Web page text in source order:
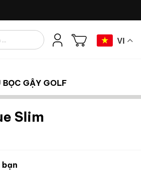
VI
BỌC GẬY GOLF
Slim
bạn